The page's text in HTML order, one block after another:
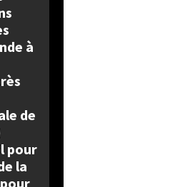
à
de
pour
la